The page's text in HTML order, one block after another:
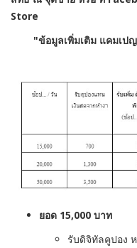
Store
"ข้อมูลเพิ่มเติม แคมเปญ
ยอด 15,000 บาท
รับดิจิทัลคูปอง